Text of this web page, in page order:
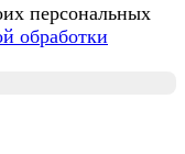
персональных
обработки